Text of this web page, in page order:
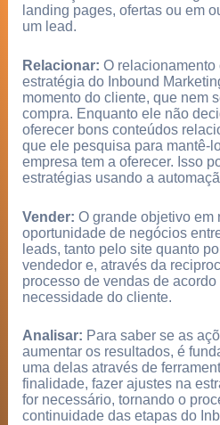
landing pages, ofertas ou em
um lead.
Relacionar: O relacionamento
estratégia do Inbound
momento do cliente, que nem
compra. Enquanto ele não
oferecer bons conteúdos
que ele pesquisa para mantê-
empresa tem a oferecer. Isso
estratégias usando a
Vender: O grande objetivo em
oportunidade de negócios
leads, tanto pelo site quanto
vendedor e, através da
processo de vendas de acordo
necessidade do cliente.
Analisar: Para saber se as
aumentar os resultados, é
uma delas através de
finalidade, fazer ajustes na
for necessário, tornando o
continuidade das etapas do